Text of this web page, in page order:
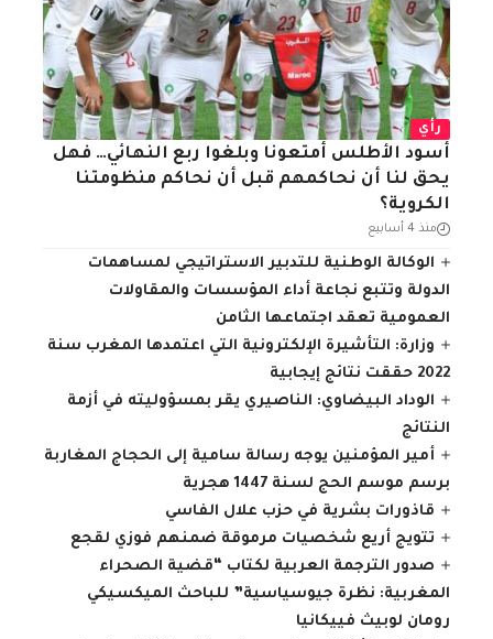
رأي
أسود الأطلس أمتعونا وبلغوا ربع النهائي… فهل
يحق لنا أن نحاكمهم قبل أن نحاكم منظومتنا
الكروية؟
منذ 4 أسابيع
الوكالة الوطنية للتدبير الاستراتيجي لمساهمات
الدولة وتتبع نجاعة أداء المؤسسات والمقاولات
العمومية تعقد اجتماعها الثامن
وزارة: التأشيرة الإلكترونية التي اعتمدها المغرب سنة
2022 حققت نتائج إيجابية
الوداد البيضاوي: الناصيري يقر بمسؤوليته في أزمة
النتائج
أمير المؤمنين يوجه رسالة سامية إلى الحجاج المغاربة
برسم موسم الحج لسنة 1447 هجرية
قاذورات بشرية في حزب علال الفاسي
تتويج أريع شخصيات مرموقة ضمنهم فوزي لقجع
صدور الترجمة العربية لكتاب “قضية الصحراء
المغربية: نظرة جيوسياسية” للباحث الميكسيكي
رومان لوبيث فييكانيا